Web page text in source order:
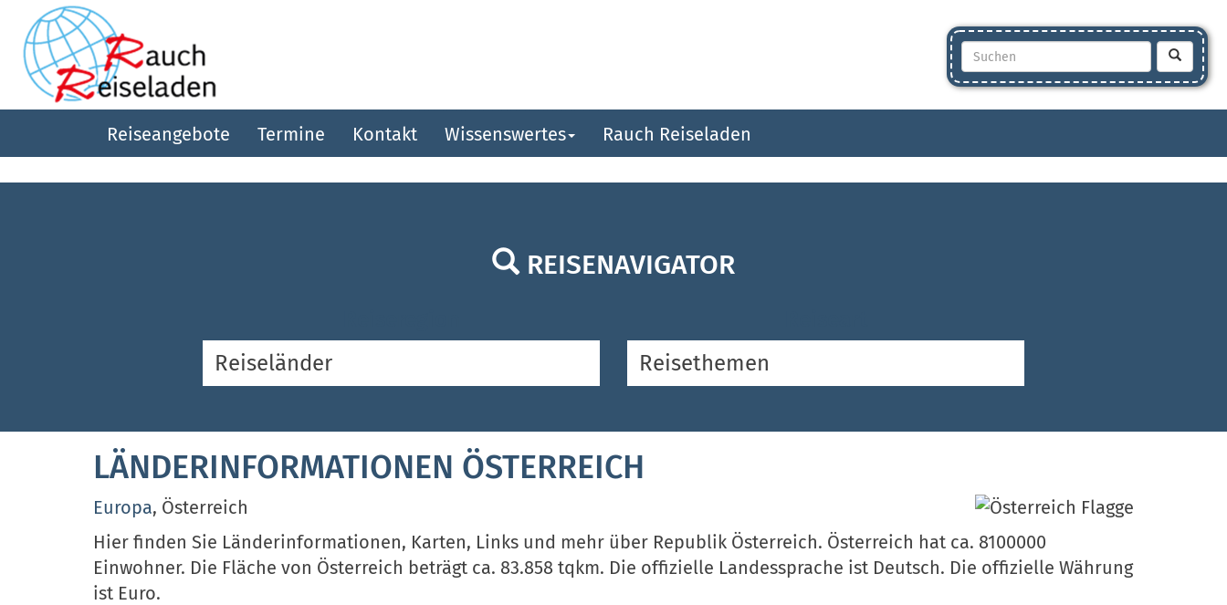
Reiseangebote Termine Kontakt Wissenswertes Rauch Reiseladen
REISENAVIGATOR
LÄNDERINFORMATIONEN ÖSTERREICH
Europa, Österreich
Hier finden Sie Länderinformationen, Karten, Links und mehr über Republik Österreich. Österreich hat ca. 8100000
Einwohner. Die Fläche von Österreich beträgt ca. 83.858 tqkm. Die offizielle Landessprache ist Deutsch. Die offizielle Währung
ist Euro.